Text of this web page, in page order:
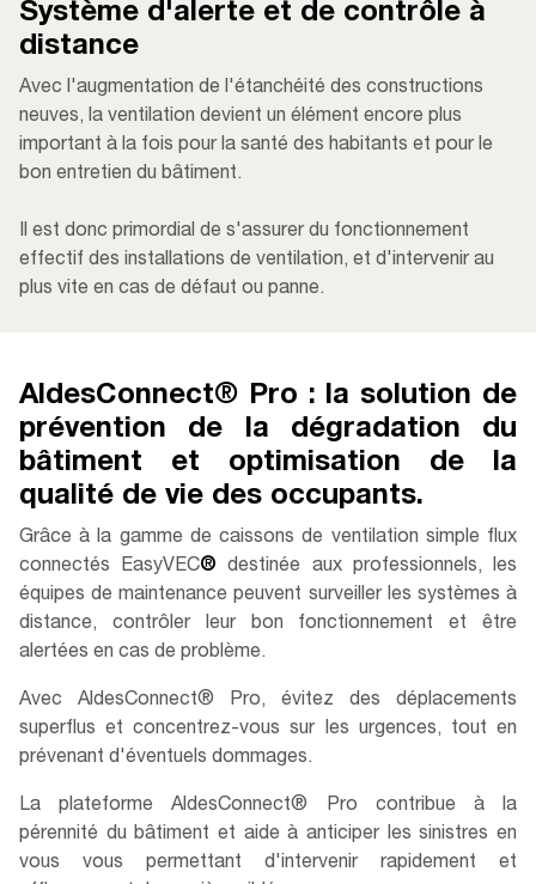
Système d'alerte et de contrôle à
distance
Avec l'augmentation de l'étanchéité des constructions
neuves, la ventilation devient un élément encore plus
important à la fois pour la santé des habitants et pour le
bon entretien du bâtiment.
Il est donc primordial de s'assurer du fonctionnement
effectif des installations de ventilation, et d'intervenir au
plus vite en cas de défaut ou panne.
AldesConnect® Pro : la solution de
prévention de la dégradation du
bâtiment et optimisation de la
qualité de vie des occupants.
Grâce à la gamme de caissons de ventilation simple flux
connectés EasyVEC® destinée aux professionnels, les
équipes de maintenance peuvent surveiller les systèmes à
distance, contrôler leur bon fonctionnement et être
alertées en cas de problème.
Avec AldesConnect® Pro, évitez des déplacements
superflus et concentrez-vous sur les urgences, tout en
prévenant d'éventuels dommages.
La plateforme AldesConnect® Pro contribue à la
pérennité du bâtiment et aide à anticiper les sinistres en
vous vous permettant d'intervenir rapidement et